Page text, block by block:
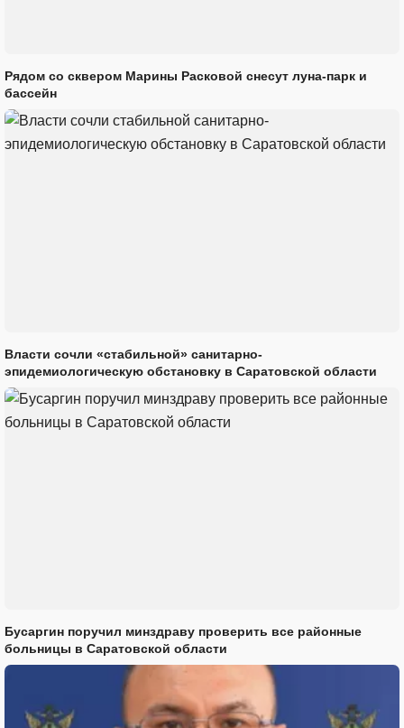
Рядом со сквером Марины Расковой снесут луна-парк и
бассейн
Власти сочли «стабильной» санитарно-
эпидемиологическую обстановку в Саратовской области
Бусаргин поручил минздраву проверить все районные
больницы в Саратовской области